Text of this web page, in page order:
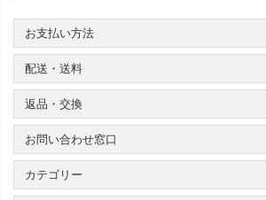
お支払い方法
配送・送料
返品・交換
お問い合わせ窓口
カテゴリー